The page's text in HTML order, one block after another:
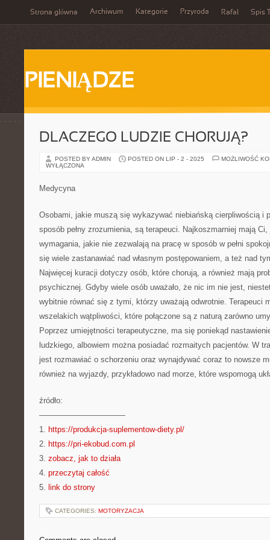
Strona główna Archiwum Kategorie Przyroda Rafał Spis
PIENIĄDZE
DLACZEGO LUDZIE CHORUJĄ?
POSTED BY ADMIN POSTED ON LIP - 2 - 2025
MOŻLIWOŚĆ
WYŁĄCZONA
Medycyna
Osobami, jakie muszą się wykazywać niebiańską cierpliwością i
sposób pełny zrozumienia, są terapeuci. Najkoszmarniej mają
wymagania, jakie nie zezwalają na pracę w sposób w pełni
się wiele zastanawiać nad własnym postępowaniem, a też nad
Najwięcej kuracji dotyczy osób, które chorują, a również mają
psychicznej. Gdyby wiele osób uważało, że nic im nie jest,
wybitnie równać się z tymi, którzy uważają odwrotnie. Terapeuci
wszelakich wątpliwości, które połączone są z naturą zarówno
Poprzez umiejętności terapeutyczne, ma się poniekąd
ludzkiego, albowiem można posiadać rozmaitych pacjentów. W
jest rozmawiać o schorzeniu oraz wynajdywać coraz to nowsze
również na wyjazdy, przykładowo nad morze, które wspomogą
źródło:
———————————
1. https://produkcja-suplementow-diety.pl/
2. https://pri-ekobud.com.pl
3. zobacz, jak to działa
4. przeczytaj całość
5. link do strony
CATEGORIES: MOTORYZACJA